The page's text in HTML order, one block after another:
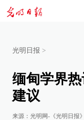
光明日报 >
缅甸学界
建议
来源： 光明网-《光明日报》